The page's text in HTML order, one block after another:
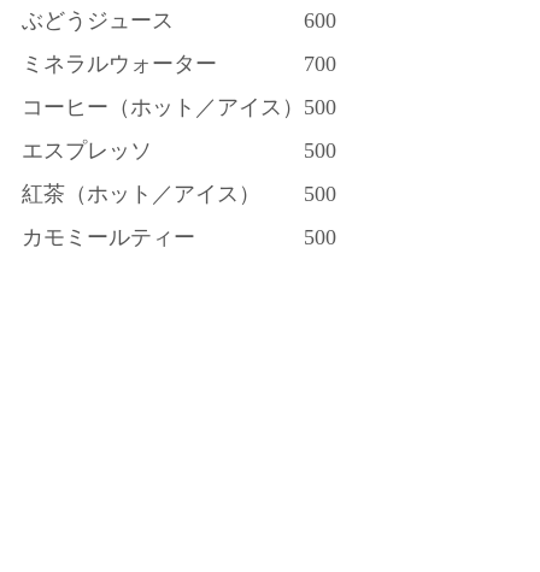
ぶどうジュース
600
ミネラルウォーター
700
コーヒー（ホット／アイス） 500
エスプレッソ
500
紅茶（ホット／アイス）
500
カモミールティー
500